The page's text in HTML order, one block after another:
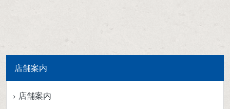
店舗案内
店舗案内